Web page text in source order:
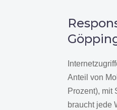
Anteil von
Prozent), mit
braucht jede